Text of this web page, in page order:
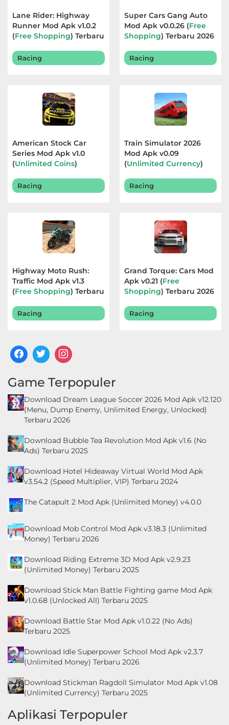
Lane Rider: Highway
Runner Mod Apk v1.0.2
(Free Shopping) Terbaru
Racing
Super Cars Gang Auto
Mod Apk v0.0.26 (Free
Shopping) Terbaru 2026
Racing
American Stock Car
Series Mod Apk v1.0
(Unlimited Coins)
Racing
Train Simulator 2026
Mod Apk v0.09
(Unlimited Currency)
Racing
Highway Moto Rush:
Traffic Mod Apk v1.3
(Free Shopping) Terbaru
Racing
Grand Torque: Cars Mod
Apk v0.21 (Free
Shopping) Terbaru 2026
Racing
Game Terpopuler
Download Dream League Soccer 2026 Mod Apk v12.120
(Menu, Dump Enemy, Unlimited Energy, Unlocked)
Terbaru 2026
Download Bubble Tea Revolution Mod Apk v1.6 (No
Ads) Terbaru 2025
Download Hotel Hideaway Virtual World Mod Apk
v3.54.2 (Speed Multiplier, VIP) Terbaru 2024
The Catapult 2 Mod Apk (Unlimited Money) v4.0.0
Download Mob Control Mod Apk v3.18.3 (Unlimited
Money) Terbaru 2026
Download Riding Extreme 3D Mod Apk v2.9.23
(Unlimited Money) Terbaru 2025
Download Stick Man Battle Fighting game Mod Apk
v1.0.68 (Unlocked All) Terbaru 2025
Download Battle Star Mod Apk v1.0.22 (No Ads)
Terbaru 2025
Download Idle Superpower School Mod Apk v2.3.7
(Unlimited Money) Terbaru 2026
Download Stickman Ragdoll Simulator Mod Apk v1.08
(Unlimited Currency) Terbaru 2025
Aplikasi Terpopuler